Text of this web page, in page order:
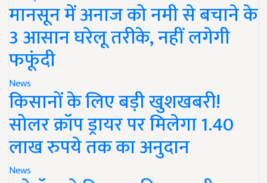
मानसून में अनाज को नमी से बचाने के
3 आसान घरेलू तरीके, नहीं लगेगी
फफूंदी
News
किसानों के लिए बड़ी खुशखबरी!
सोलर क्रॉप ड्रायर पर मिलेगा 1.40
लाख रुपये तक का अनुदान
News